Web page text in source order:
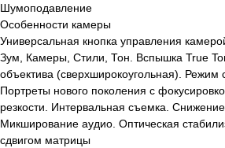
Шумоподавление
Особенности камеры
Универсальная кнопка управления
Зум, Камеры, Стили, Тон. Вспышка True
объектива (сверхширокоугольная). Режим
Портреты нового поколения с
резкости. Интервальная съемка.
Микширование аудио. Оптическая
сдвигом матрицы